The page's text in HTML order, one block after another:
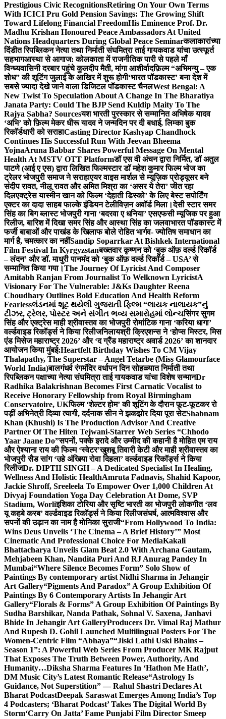
Prestigious Civic RecognitionsRetiring On Your Own Terms
With ICICI Pru Gold Pension Savings: The Growing Shift
Toward Lifelong Financial FreedomHis Eminence Prof. Dr.
Madhu Krishan Honoured Peace Ambassadors At United
Nations Headquarters During Global Peace Seminarकलाकारांच्या
दिंडीत रिपब्लिकन नेत्या तथा निर्माती संघमित्रा ताई गायकवाड यांचा उत्स्फूर्त
सहभागआस्था से आगाज: कोलकाता में राजनीतिक पारी से पहले माँ
विन्ध्यवासिनी दरबार पहुंचे कुलदीप मैती, मांगा आशीर्वादफ़िल्म “अभिमन्यु – एक
शोध” की शूटिंग जुलाई के आखिर में शुरू होगी‘भारत पॉडकास्ट’ बना देश में
सबसे ज्यादा देखे जाने वाला डिजिटल पॉडकास्ट चैनलWest Bengal: A
New Twist To Speculation About A Change In The Bharatiya
Janata Party: Could The BJP Send Kuldip Maity To The
Rajya Sabha? Sourcesयश भारती पुरस्कार से सम्मानित अभिषेक यादव
‘अभि’ को फ़िल्म मेकर धीरू यादव ने जन्मदिन पर दी बधाई, लिम्का बुक
रिकॉर्डधारी को सराहाCasting Director Kashyap Chandhock
Continues His Successful Run With Jeevan Bheema
YojnaAruna Babbar Shares Powerful Message On Mental
Health At MSTV OTT Platformडॉ एस वी अंचन द्वारा निर्मित, डॉ अतुल
पाटणे (आई ए एस) द्वारा लिखित फिल्मस्टार डॉ महेश कुमार फिल्म भोज का
ट्रेलर भोजपुरी समाज ने सराहाएयर वाइस मार्शल से म्यूज़िक प्रोड्यूसर बने
संदीप रावत, नीलू रावत और अमित मिश्रा का ‘असर ये तेरा’ जीत रहा
दिलएक्ट्रेस यास्मीन खान को फिल्म ‘देहाती डिस्को’ के लिए बेस्ट सपोर्टिंग
एक्टर का दादा साहब फाल्के इंडियन टेलीविज़न अवॉर्ड मिला।देसी स्टार समर
सिंह का बिग ब्लास्ट भोजपुरी गाना ‘बदरवा ए धनिया’ एसएफसी म्यूजिक पर हुआ
रिलीज, बारिश में दिखा समर सिंह और आस्था सिंह का जलवाभारत पॉडकास्ट में
फर्जी बाबाओं और पाखंड के खिलाफ बोले रोहित भार्गव- ज्योतिष समाधान का
मार्ग है, चमत्कार का नहींSandip Soparrkar At Bishkek International
Film Festival In Kyrgyzstanबख्तवार कृष्णन को ‘बुक ऑफ़ वर्ल्ड रिकॉर्ड
– लंदन’ और डॉ. माधुरी पानमंद को ‘बुक ऑफ़ वर्ल्ड रिकॉर्ड – USA’ से
सम्मानित किया गया।The Journey Of Lyricist And Composer
Amitabh Ranjan From Journalist To Welknown LyricistA
Visionary For The Vulnerable: J&Ks Daughter Reena
Choudhary Outlines Bold Education And Health Reform
Fearlessલંડનમાં શૂટ થયેલી ગુજરાતી ફિલ્મ “લાયક નાલાયક”નું
ટીઝર, ટ્રેલર, પોસ્ટર અને સંગીત ભવ્ય સમારોહમાં લોન્ચसिंगर सुगम
सिंह और एक्ट्रेस माही श्रीवास्तव का भोजपुरी रोमांटिक गाना ‘करिया धागा’
वर्ल्डवाइड रिकॉर्ड्स ने किया रिलीजनिलायश्री क्रिएशन्स ने ‘होप्स मिस्टर, मिस
एंड मिसेज महाराष्ट्र 2026’ और ‘द ग्रैंड महाराष्ट्र अवार्ड 2026’ का शानदार
आयोजन किया मुंबई:Heartfelt Birthday Wishes To CM Vijay
Thalapathy, The Superstar – Angel Tetarbe (Miss Glamourface
World India)बालगंधर्व रंगमंदिर वर्धापन दिन सोहळ्यात निर्माती तथा
रिपब्लिकन पक्षाच्या नेत्या संघमित्रा ताई गायकवाड यांचा विशेष सन्मानDr
Radhika Balakrishnan Becomes First Carnatic Vocalist to
Receive Honorary Fellowship from Royal Birmingham
Conservatoire, UKफिल्म ‘शेल्टर होम’ की शूटिंग के दौरान फूट-फूटकर रो
पड़ीं अभिनेत्री दिव्या त्यागी, दर्दनाक सीन ने झकझोर दिया पूरा सेटShabnam
Khan (Khushi) Is The Production Advisor And Creative
Partner Of The Hiten Tejwani-Starrer Web Series “Chhodo
Yaar Jaane Do”सपनों, पक्के इरादे और उम्मीद की कहानी है मोहित एम राय
और ऐश्याना राय की फिल्म ‘स्वेटर’खुशबू तिवारी केटी और माही श्रीवास्तव का
भोजपुरी सैड सांग ‘उहे अंखिया रोवा दिहला’ वर्ल्डवाइड रिकॉर्ड्स ने किया
रिलीजDr. DIPTII SINGH – A Dedicated Specialist In Healing,
Wellness And Holistic HealthAmruta Fadnavis, Shahid Kapoor,
Jackie Shroff, Sreeleela To Empower Over 1,000 Children At
Divyaj Foundation Yoga Day Celebration At Dome, SVP
Stadium, Worliइशिका टोरिया और सृष्टि भारती का भोजपुरी लोकगीत ‘लव
यू कहबे करब’ वर्ल्डवाइड रिकॉर्ड्स ने किया रिलीजसंघर्ष, आत्मविश्वास और
सपनों की उड़ान का नाम है मोनिका सुराजी“From Hollywood To India:
Wins Deus Unveils ‘The Cinema – A Brief History’” Most
Cinematic And Professional Choice For MediaKakali
Bhattacharya Unveils Glam Beat 2.0 With Archana Gautam,
Mehjabeen Khan, Nandita Puri And RJ Anurag Pandey In
Mumbai“Where Silence Becomes Form” Solo Show of
Paintings By contemporary artist Nidhi Sharma in Jehangir
Art Gallery“Pigments And Paradox” A Group Exhibition Of
Paintings By 6 Contemporary Artists In Jehangir Art
Gallery“Florals & Forms” A Group Exhibition Of Paintings By
Sudha Barshikar, Nanda Pathak, Sohnal V. Saxena, Janhavi
Bhide In Jehangir Art GalleryProducers Dr. Vimal Raj Mathur
And Rupesh D. Gohil Launched Multilingual Posters For The
Women-Centric Film “Abhaya”“Jiski Lathi Uski Bhains –
Season 1”: A Powerful Web Series From Producer MK Rajput
That Exposes The Truth Between Power, Authority, And
Humanity…Diksha Sharma Features In ‘Hathon Me Hath’,
DM Music City’s Latest Romantic Release“Astrology Is
Guidance, Not Superstition” — Rahul Shastri Declares At
Bharat PodcastDeepak Saraswat Emerges Among India’s Top
4 Podcasters; ‘Bharat Podcast’ Takes The Digital World By
Storm‘Carry On Jatta’ Fame Punjabi Film Director Smeep